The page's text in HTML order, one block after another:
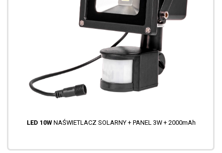
LED 10WNAŚWIETLACZ SOLARNY + PANEL 3W + 2000mAh